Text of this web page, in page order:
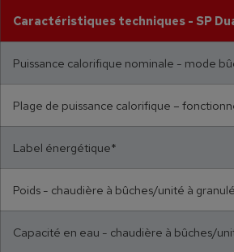
Caractéristiques techniques - SP
Puissance calorifique nominale - mode
Plage de puissance calorifique –
Label énergétique*
Poids - chaudière à bûches/unité à
Capacité en eau - chaudière à bûches/